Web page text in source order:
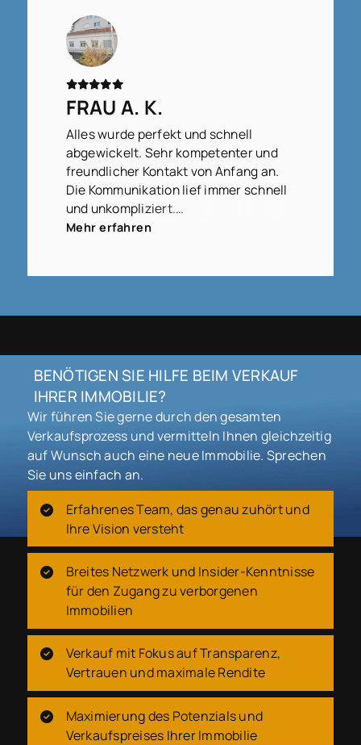
stets schnellen Rückmeldungen,
sodass das gesamte Verfahren doch
relativ schnell und gut abgeschlossen
werden konnte. Ich werde Sie und das
Team von WITTERMANNS gerne
weiterempfehlen.
FRAU A. K.
Alles wurde perfekt und schnell
abgewickelt. Sehr kompetenter und
freundlicher Kontakt von Anfang an.
Die Kommunikation lief immer schnell
und unkompliziert.
Tolle Arbeit, vielen Dank an Herrn Dr.
Überzeugung weiter.
Mehr erfahren
BENÖTIGEN SIE HILFE BEIM VERKAUF
IHRER IMMOBILIE?
Wir führen Sie gerne durch den gesamten
Verkaufsprozess und vermitteln Ihnen gleichzeitig
auf Wunsch auch eine neue Immobilie. Sprechen
Sie uns einfach an.
Erfahrenes Team, das genau zuhört und
Ihre Vision versteht
Breites Netzwerk und Insider-Kenntnisse
für den Zugang zu verborgenen
Immobilien
Verkauf mit Fokus auf Transparenz,
Vertrauen und maximale Rendite
Maximierung des Potenzials und
Verkaufspreises Ihrer Immobilie